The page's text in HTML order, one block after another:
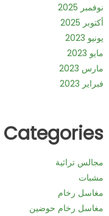
نوفمبر 2025
أكتوبر 2025
يونيو 2023
مايو 2023
مارس 2023
فبراير 2023
Categories
مجالس تراثية
مشبات
مغاسل رخام
مغاسل رخام حوضين